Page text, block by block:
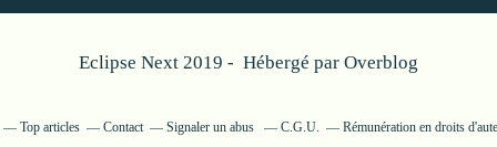
Eclipse Next 2019 - Hébergé par Overblog
Top articles Contact Signaler un abus C.G.U. Rémunération en droits